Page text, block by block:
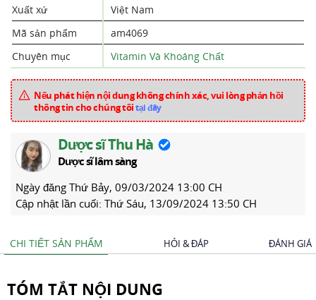
Xuất xứ
Việt Nam
Mã sản phẩm
am4069
Chuyên mục
Vitamin Và Khoáng Chất
Nếu phát hiện nội dung không chính xác, vui lòng phản hồi
thông tin cho chúng tôitại đây
Dược sĩ Thu Hà
Dược sĩ lâm sàng
Ngày đăng Thứ Bảy, 09/03/2024 13:00 CH
Cập nhật lần cuối: Thứ Sáu, 13/09/2024 13:50 CH
CHI TIẾT SẢN PHẨM HỎI & ĐÁP ĐÁNH GIÁ
TÓM TẮT NỘI DUNG